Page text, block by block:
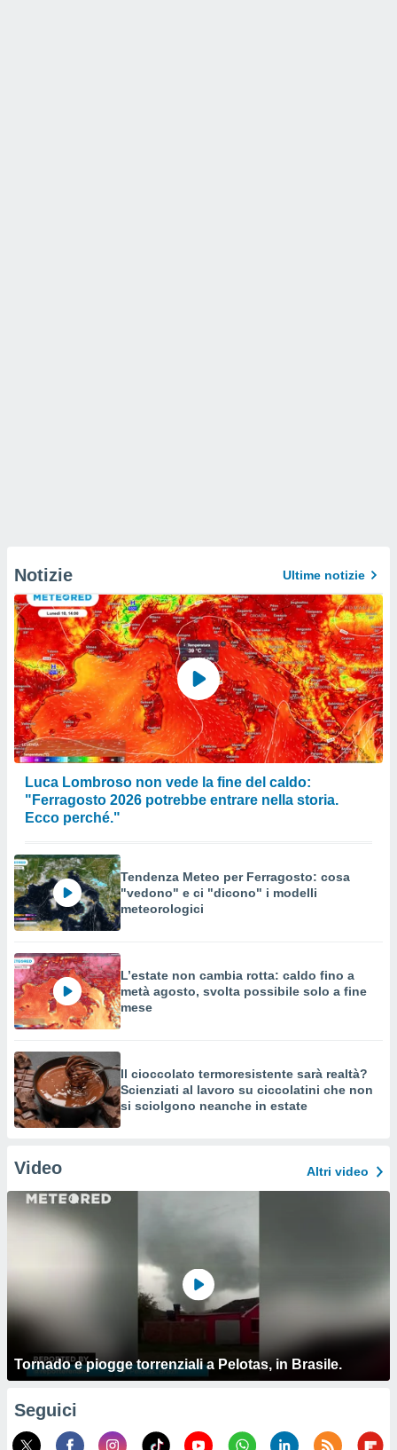
Notizie Ultime notizie
Luca Lombroso non vede la fine del caldo:
"Ferragosto 2026 potrebbe entrare nella storia.
Ecco perché."
Tendenza Meteo per Ferragosto: cosa
"vedono" e ci "dicono" i modelli
meteorologici
L’estate non cambia rotta: caldo fino a
metà agosto, svolta possibile solo a fine
mese
Il cioccolato termoresistente sarà realtà?
Scienziati al lavoro su ciccolatini che non
si sciolgono neanche in estate
Video Altri video
Tornado e piogge torrenziali a Pelotas, in Brasile.
Seguici